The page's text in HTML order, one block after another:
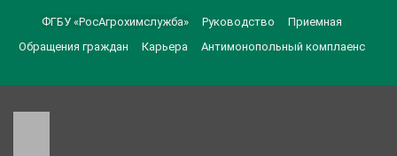
ФГБУ «РосАгрохимслужба» Руководство
Приемная
Обращения граждан
Карьера Антимонопольный комплаенс